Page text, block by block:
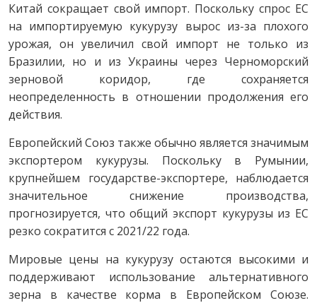
Китай сокращает свой импорт. Поскольку спрос ЕС
на импортируемую кукурузу вырос из-за плохого
урожая, он увеличил свой импорт не только из
Бразилии, но и из Украины через Черноморский
зерновой коридор, где сохраняется
неопределенность в отношении продолжения его
действия.
Европейский Союз также обычно является значимым
экспортером кукурузы. Поскольку в Румынии,
крупнейшем государстве-экспортере, наблюдается
значительное снижение производства,
прогнозируется, что общий экспорт кукурузы из ЕС
резко сократится с 2021/22 года.
Мировые цены на кукурузу остаются высокими и
поддерживают использование альтернативного
зерна в качестве корма в Европейском Союзе.